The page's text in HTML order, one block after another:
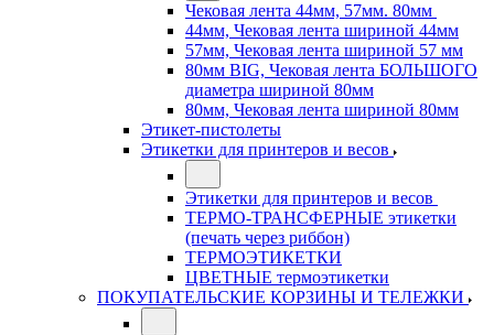
Чековая лента 44мм, 57мм. 80мм
44мм, Чековая лента шириной 44мм
57мм, Чековая лента шириной 57 мм
80мм BIG, Чековая лента БОЛЬШОГО
диаметра шириной 80мм
80мм, Чековая лента шириной 80мм
Этикет-пистолеты
Этикетки для принтеров и весов
Этикетки для принтеров и весов
ТЕРМО-ТРАНСФЕРНЫЕ этикетки
(печать через риббон)
ТЕРМОЭТИКЕТКИ
ЦВЕТНЫЕ термоэтикетки
ПОКУПАТЕЛЬСКИЕ КОРЗИНЫ И ТЕЛЕЖКИ